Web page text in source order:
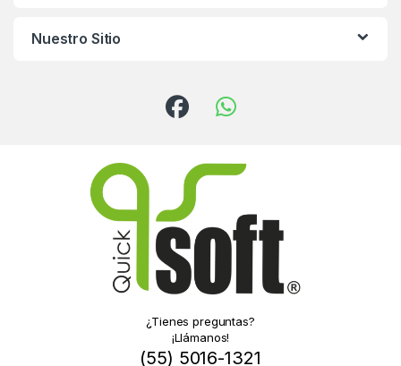
Nuestro Sitio
¿Tienes preguntas?
¡Llámanos!
(55) 5016-1321